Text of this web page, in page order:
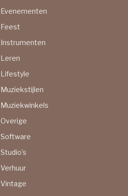
Evenementen
Feest
Instrumenten
Leren
Lifestyle
Muziekstijlen
Muziekwinkels
Overige
Software
Studio’s
Verhuur
Vintage